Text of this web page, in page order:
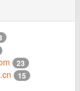
23
15